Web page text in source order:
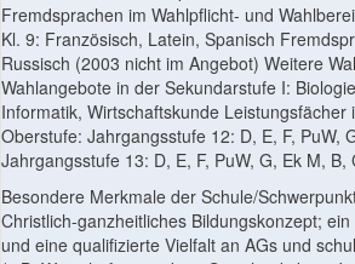
Fremdsprachen im Wahlpflicht- und
Kl. 9: Französisch, Latein, Spanisch
Russisch (2003 nicht im Angebot) Weitere
Wahlangebote in der Sekundarstufe I:
Informatik, Wirtschaftskunde Leistungsfächer
Oberstufe: Jahrgangsstufe 12: D, E, F, PuW,
Jahrgangsstufe 13: D, E, F, PuW, G, Ek M, B,
Besondere Merkmale der Schule/
Christlich-ganzheitliches Bildungskonzept;
und eine qualifizierte Vielfalt an AGs und